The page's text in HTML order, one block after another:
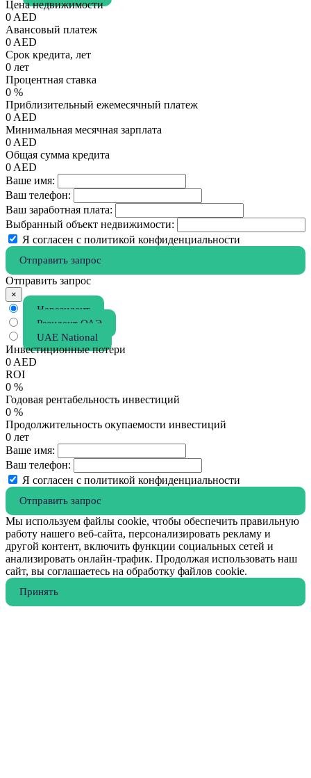
Цена недвижимости
0 AED
Авансовый платеж
0 AED
Срок кредита, лет
0 лет
Процентная ставка
0 %
Приблизительный ежемесячный платеж
0 AED
Минимальная месячная зарплата
0 AED
Общая сумма кредита
0 AED
Ваше имя:
Ваш телефон:
Ваш заработная плата:
Выбранный объект недвижимости:
Я согласен с политикой конфиденциальности
Отправить запрос
Отправить запрос
×
Нерезидент
Резидент ОАЭ
UAE National
Инвестиционные потери
0 AED
ROI
0 %
Годовая рентабельность инвестиций
0 %
Продолжительность окупаемости инвестиций
0 лет
Ваше имя:
Ваш телефон:
Я согласен с политикой конфиденциальности
Отправить запрос
Мы используем файлы cookie, чтобы обеспечить правильную
работу нашего веб-сайта, персонализировать рекламу и
другой контент, включить функции социальных сетей и
анализировать онлайн-трафик. Продолжая использовать наш
сайт, вы соглашаетесь на обработку файлов cookie.
Принять